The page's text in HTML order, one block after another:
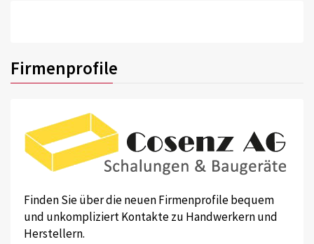
Firmenprofile
Finden Sie über die neuen Firmenprofile bequem
und unkompliziert Kontakte zu Handwerkern und
Herstellern.